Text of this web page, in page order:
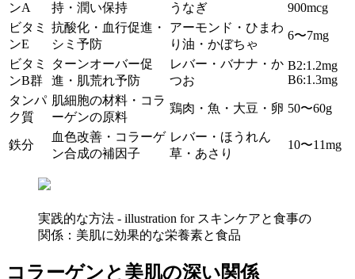
ンA
持・潤い保持
うなぎ
900mcg
ビタミ
ンE
抗酸化・血行促進・
シミ予防
アーモンド・ひまわ
り油・かぼちゃ
6〜7mg
ビタミ
ンB群
ターンオーバー促
進・肌荒れ予防
レバー・バナナ・か
つお
B2:1.2mg
B6:1.3mg
タンパ
ク質
肌細胞の材料・コラ
ーゲンの原料
鶏肉・魚・大豆・卵 50〜60g
鉄分
血色改善・コラーゲ
ン合成の補因子
レバー・ほうれん
草・あさり
10〜11mg
実践的な方法 - illustration for スキンケアと食事の
関係：美肌に効果的な栄養素と食品
コラーゲンと美肌の深い関係